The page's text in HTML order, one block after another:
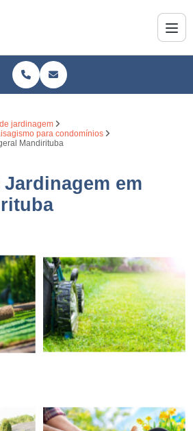
jardinagem
para condomínios
Mandirituba
em